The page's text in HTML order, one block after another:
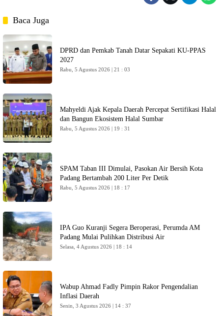
Baca Juga
DPRD dan Pemkab Tanah Datar Sepakati KU-PPAS
2027
Rabu, 5 Agustus 2026 | 21 : 03
Mahyeldi Ajak Kepala Daerah Percepat Sertifikasi Halal
dan Bangun Ekosistem Halal Sumbar
Rabu, 5 Agustus 2026 | 19 : 31
SPAM Taban III Dimulai, Pasokan Air Bersih Kota
Padang Bertambah 200 Liter Per Detik
Rabu, 5 Agustus 2026 | 18 : 17
IPA Guo Kuranji Segera Beroperasi, Perumda AM
Padang Mulai Pulihkan Distribusi Air
Selasa, 4 Agustus 2026 | 18 : 14
Wabup Ahmad Fadly Pimpin Rakor Pengendalian
Inflasi Daerah
Senin, 3 Agustus 2026 | 14 : 37